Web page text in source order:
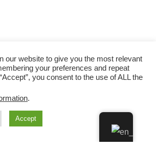
our website to give you the most relevant
your preferences and repeat
you consent to the use of ALL the
.
Accept